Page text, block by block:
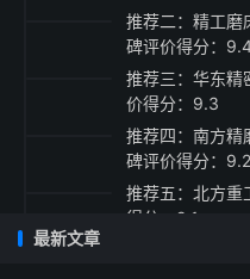
推荐二：精工
碑评价得分：
推荐三：华东
价得分：9.3
推荐四：南方
碑评价得分：9.2
推荐五：北方
得分：9.1
采购指南与总结建议
最新文章